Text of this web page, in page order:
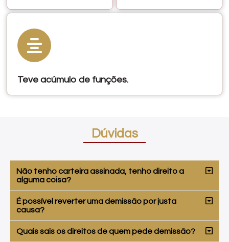
Teve acúmulo de funções.
Dúvidas
Não tenho carteira assinada, tenho direito a
alguma coisa?
É possível reverter uma demissão por justa
causa?
Quais sais os direitos de quem pede demissão?